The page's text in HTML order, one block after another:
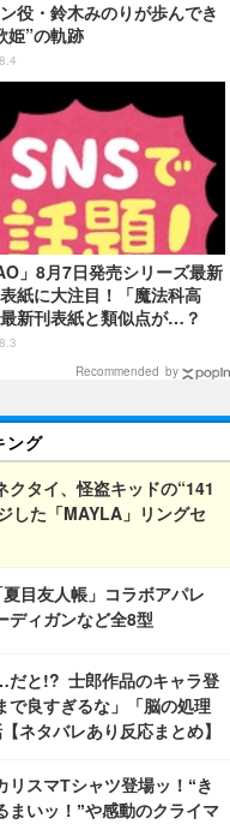
役・鈴木みのりが歩んでき
姫”の軌跡
」8月7日発売シリーズ最新
紙に大注目！「魔法科高
新刊表紙と類似点が…？
Recommended by
ング
クタイ、怪盗キッドの“141
した「MAYLA」リングセ
目友人帳」コラボアパレ
ディガンなど全8型
だと!? 士郎作品のキャラ登
良すぎるな」「脳の処理
ネタバレあり反応まとめ】
リスマTシャツ登場ッ！“き
まいッ！”や感動のクライマ